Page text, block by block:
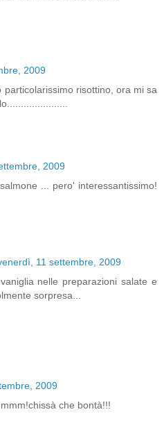
2009
risottino, ora mi sa
2009
... pero' interessantissimo!
11 settembre, 2009
nelle preparazioni salate e
sorpresa...
2009
che bontà!!!